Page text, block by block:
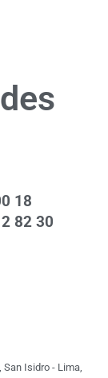
18
82 30
San Isidro - Lima,